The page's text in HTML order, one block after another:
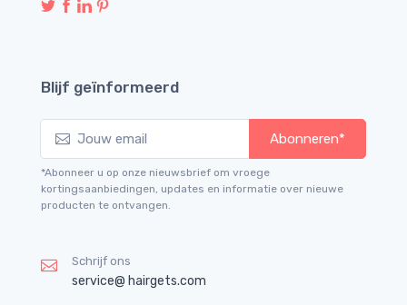
Blijf geïnformeerd
Abonneren*
*Abonneer u op onze nieuwsbrief om vroege
kortingsaanbiedingen, updates en informatie over nieuwe
producten te ontvangen.
Schrijf ons
service@ hairgets.com